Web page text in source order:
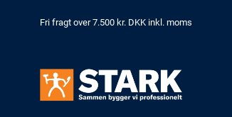
Fri fragt over 7.500 kr. DKK inkl. moms